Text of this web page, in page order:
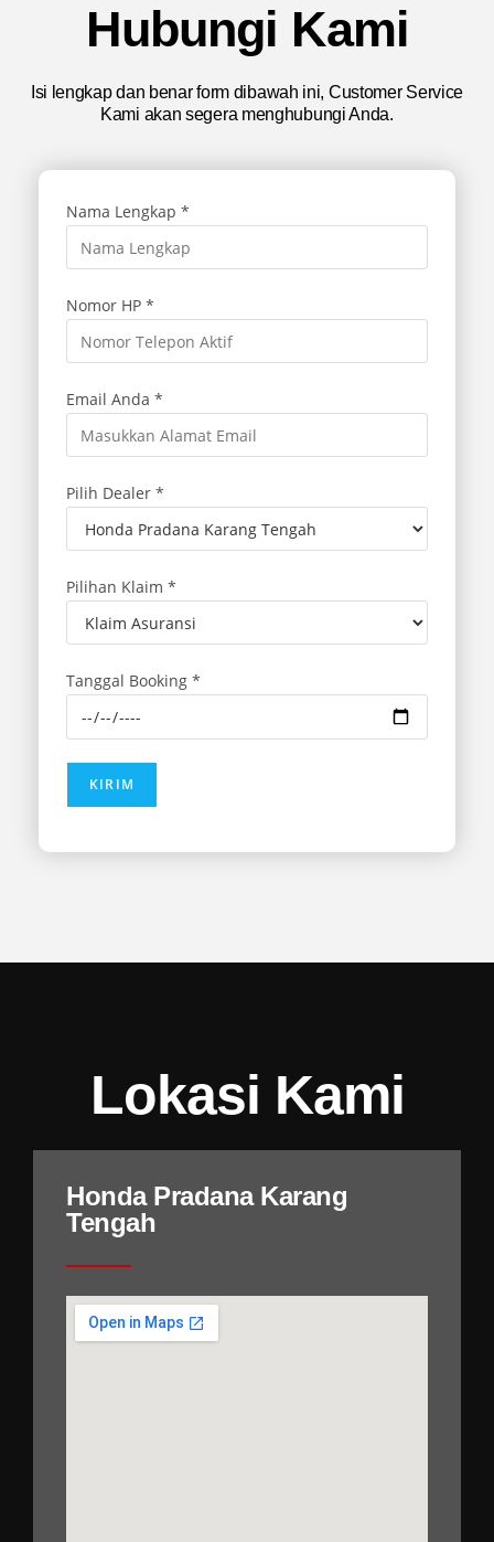
Hubungi Kami
Isi lengkap dan benar form dibawah ini, Customer Service
Kami akan segera menghubungi Anda.
Nama Lengkap *
Nomor HP *
Email Anda *
Pilih Dealer *
Pilihan Klaim *
Tanggal Booking *
Lokasi Kami
Honda Pradana Karang
Tengah